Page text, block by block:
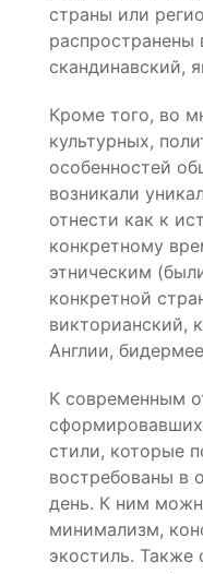
страны или
распространены
скандинавский,
Кроме того, во
культурных,
особенностей
возникали
отнести как к
конкретному
этническим
конкретной
викторианский,
Англии,
К современным
стили, которые
востребованы в
день. К ним
минимализм,
экостиль. Также